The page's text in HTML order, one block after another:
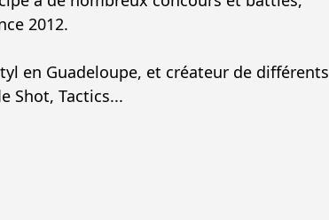
2012.
en Guadeloupe, et créateur de différents
Shot, Tactics...